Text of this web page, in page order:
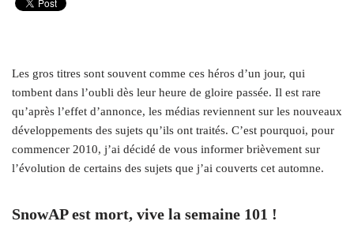
Les gros titres sont souvent comme ces héros d’un jour, qui
tombent dans l’oubli dès leur heure de gloire passée. Il est rare
qu’après l’effet d’annonce, les médias reviennent sur les nouveaux
développements des sujets qu’ils ont traités. C’est pourquoi, pour
commencer 2010, j’ai décidé de vous informer brièvement sur
l’évolution de certains des sujets que j’ai couverts cet automne.
SnowAP est mort, vive la semaine 101 !